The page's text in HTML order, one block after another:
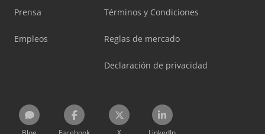
Prensa
Empleos
Términos y Condiciones
Reglas de mercado
Declaración de privacidad